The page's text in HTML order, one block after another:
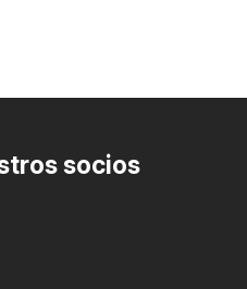
socios